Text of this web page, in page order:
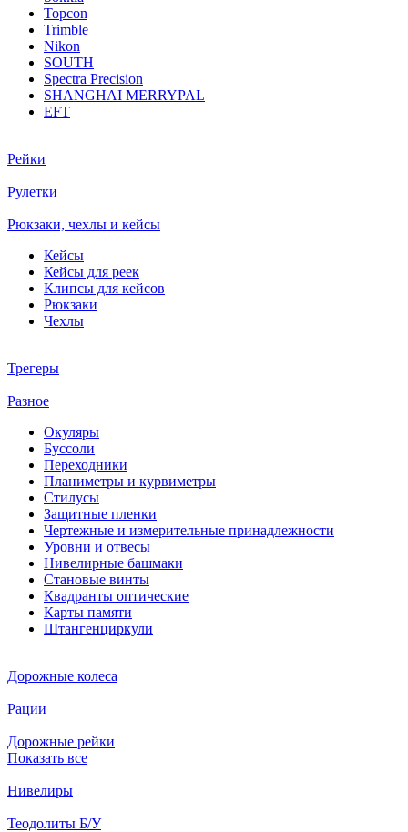
Topcon
Trimble
Nikon
SOUTH
Spectra Precision
SHANGHAI MERRYPAL
EFT
Рейки
Рулетки
Рюкзаки, чехлы и кейсы
Кейсы
Кейсы для реек
Клипсы для кейсов
Рюкзаки
Чехлы
Трегеры
Разное
Окуляры
Буссоли
Переходники
Планиметры и курвиметры
Стилусы
Защитные пленки
Чертежные и измерительные принадлежности
Уровни и отвесы
Нивелирные башмаки
Становые винты
Квадранты оптические
Карты памяти
Штангенциркули
Дорожные колеса
Рации
Дорожные рейки
Показать все
Нивелиры
Теодолиты Б/У